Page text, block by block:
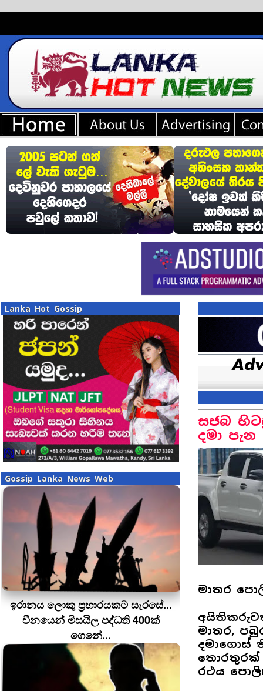
Lanka Hot Gossip
Gossip Lanka News Web
ඉරානය ලොකු ප‍්‍රහාරයකට සැරසේ...
චීනයෙන් මිසයිල පද්ධති 400ක්
ගෙනේ...
සජබ
දමා
මාතර
මාතර,
දමාගොස්
තොරතුරක්
රථය